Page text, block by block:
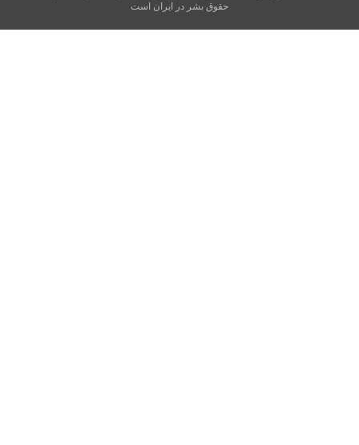
حقوق بشر در ایران است